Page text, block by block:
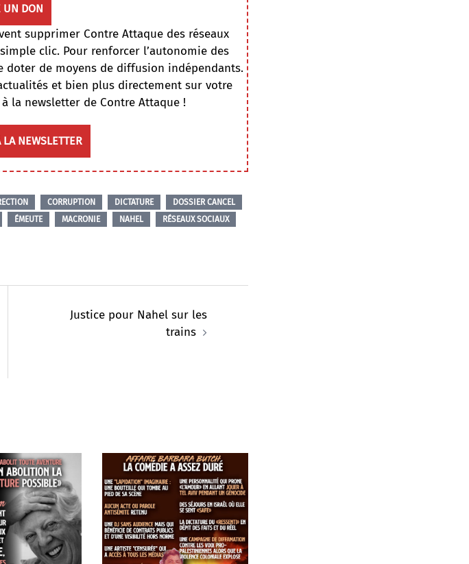
UN DON
supprimer Contre Attaque des réseaux
clic. Pour renforcer l’autonomie des
de moyens de diffusion indépendants.
et bien plus directement sur votre
la newsletter de Contre Attaque !
LA NEWSLETTER
CORRUPTION DICTATURE
DOSSIER CANCEL
ÉMEUTE MACRONIE NAHEL
RÉSEAUX SOCIAUX
Justice pour Nahel sur les
trains